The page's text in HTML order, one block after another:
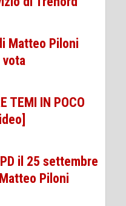
Matteo Piloni
vota
TEMI IN POCO
il 25 settembre
Piloni